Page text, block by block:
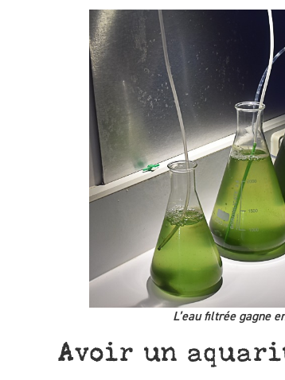
L’eau filtrée gagne
Avoir un